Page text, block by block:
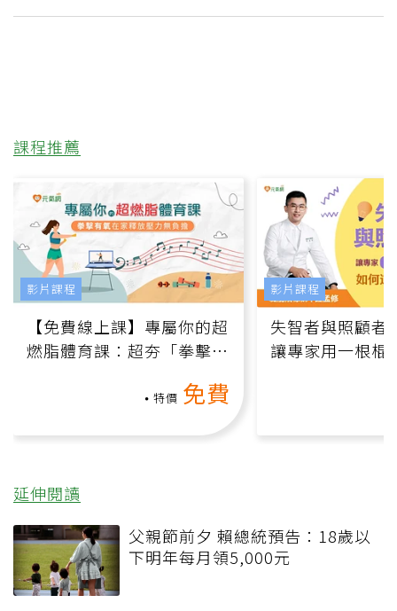
課程推薦
【免費線上課】專屬你的超
燃脂體育課：超夯「拳擊有
特價 免費
影片課程
失智者與照顧者
讓專家用一根棍
影片課程
延伸閱讀
父親節前夕 賴總統預告：18歲以
下明年每月領5,000元